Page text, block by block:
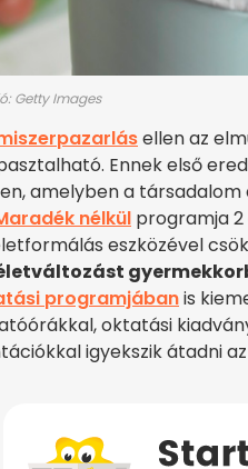
Getty Images
ellen az
Ennek első
amelyben a
nélkül programja
eszközével
programjábanis
oktatási
igyekszik átadni